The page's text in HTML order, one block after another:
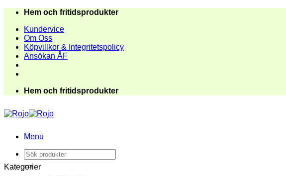
Skip
content
Hem och fritidsprodukter
Kundervice
Om Oss
Köpvillkor & Integritetspolicy
Ansökan ÅF
Hem och fritidsprodukter
Menu
Sök
efter:
Kategorier